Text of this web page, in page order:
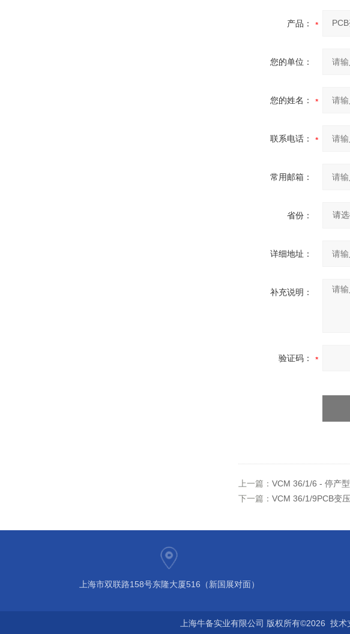
产品：
您的单位：
您的姓名：
联系电话：
常用邮箱：
省份：
详细地址：
补充说明：
验证码：
上一篇： VCM 36/1/6 - 停产
下一篇： VCM 36/1/9PCB变
上海市双联路158号东隆大厦516（新国展对面）
上海牛备实业有限公司 版权所有©2026 技术